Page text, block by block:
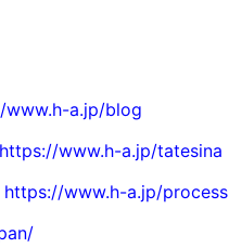
www.h-a.jp/blog
https://www.h-a.jp/tatesina
https://www.h-a.jp/process